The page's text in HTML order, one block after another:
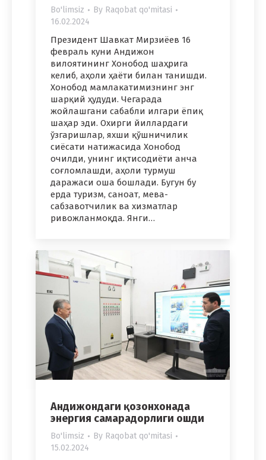
Bo'limsiz By Raqobat qo'mitasi
16.02.2024
Президент Шавкат Мирзиёев 16
февраль куни Андижон
вилоятининг Хонобод шаҳрига
келиб, аҳоли ҳаёти билан танишди.
Хонобод мамлакатимизнинг энг
шарқий ҳудуди. Чегарада
жойлашгани сабабли илгари ёпиқ
шаҳар эди. Охирги йиллардаги
ўзгаришлар, яхши қўшничилик
сиёсати натижасида Хонобод
очилди, унинг иқтисодиёти анча
соғломлашди, аҳоли турмуш
даражаси оша бошлади. Бугун бу
ерда туризм, саноат, мева-
сабзавотчилик ва хизматлар
ривожланмоқда. Янги…
Андижондаги қозонхонада
энергия самарадорлиги ошди
Bo'limsiz By Raqobat qo'mitasi
15.02.2024